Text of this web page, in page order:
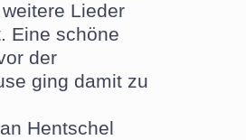
Lieder
Eine schöne
der
ging damit zu
Hentschel